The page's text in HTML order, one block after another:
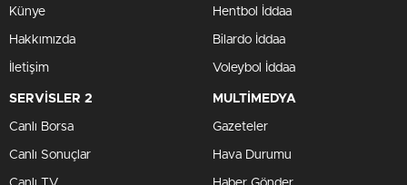
Künye
Hakkımızda
İletişim
Hentbol İddaa
Bilardo İddaa
Voleybol İddaa
SERVİSLER 2
Canlı Borsa
Canlı Sonuçlar
MULTİMEDYA
Gazeteler
Hava Durumu